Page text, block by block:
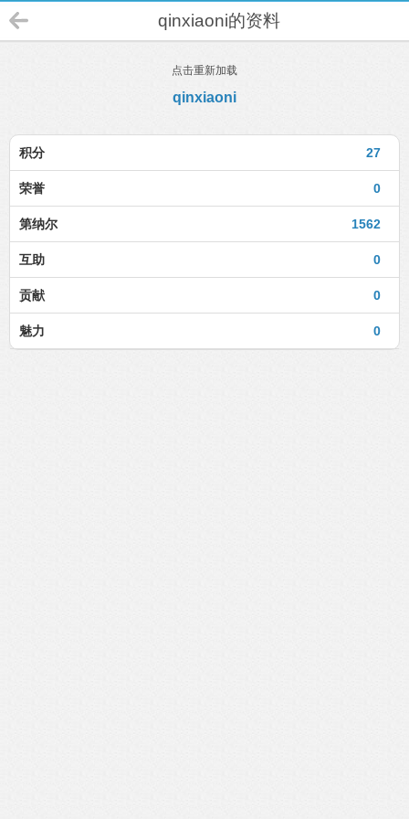
qinxiaoni的资料
点击重新加载
qinxiaoni
27
积分
0
荣誉
1562
第纳尔
0
互助
0
贡献
0
魅力